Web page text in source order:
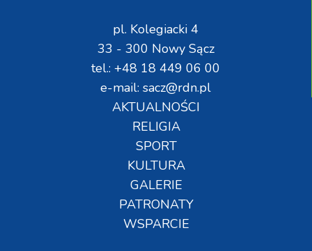
pl. Kolegiacki 4
33 - 300 Nowy Sącz
tel.: +48 18 449 06 00
e-mail: sacz@rdn.pl
AKTUALNOŚCI
RELIGIA
SPORT
KULTURA
GALERIE
PATRONATY
WSPARCIE